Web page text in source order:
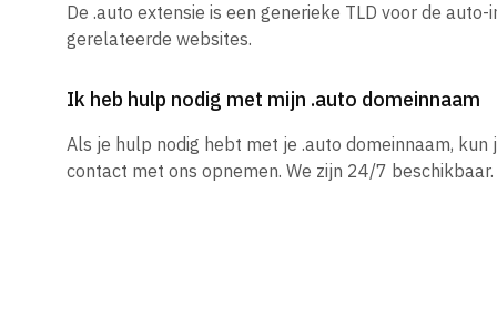
De .auto extensie is een generieke TLD voor de auto-
gerelateerde websites.
Ik heb hulp nodig met mijn .auto domeinnaam
Als je hulp nodig hebt met je .auto domeinnaam,
contact met ons opnemen. We zijn 24/7 beschikbaar.